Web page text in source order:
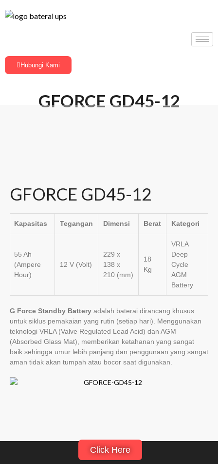
Hubungi Kami
GFORCE GD45-12
GFORCE GD45-12
Kapasitas Tegangan Dimensi Berat Kategori
55 Ah
(Ampere
Hour)
12 V (Volt)
229 x
138 x
210 (mm)
18
Kg
VRLA
Deep
Cycle
AGM
Battery
G Force Standby Battery adalah baterai dirancang khusus
untuk siklus pemakaian yang rutin (setiap hari). Menggunakan
teknologi VRLA (Valve Regulated Lead Acid) dan AGM
(Absorbed Glass Mat), memberikan ketahanan yang sangat
baik sehingga umur lebih panjang dan penggunaan yang sangat
aman tidak akan tumpah atau bocor saat digunakan.
Click Here